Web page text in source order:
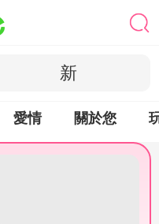
新
愛情 關於您